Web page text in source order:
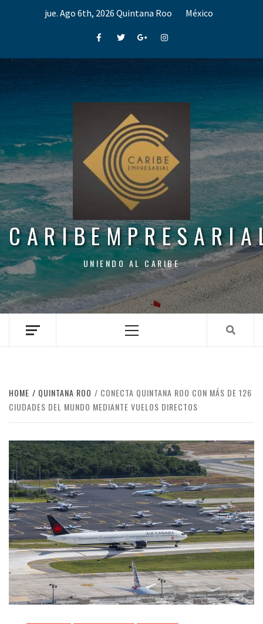
jue. Ago 6th, 2026 Quintana Roo México
FacebookTwitterGoogle+Instagram
UNIENDO AL CARIBE
Menu
HOME QUINTANA ROO
CONECTA QUINTANA ROO CON MÁS DE 126
CIUDADES DEL MUNDO MEDIANTE VUELOS DIRECTOS